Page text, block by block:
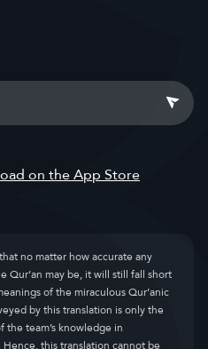
no matter how accurate any
Qur’an may be, it will still fall short
of the miraculous Qur’anic
by this translation is only the
team’s knowledge in